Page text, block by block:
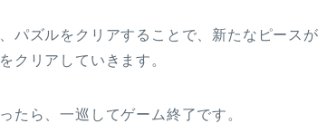
パズルをクリアすることで、新たなピースが
クリアしていきます。
たら、一巡してゲーム終了です。